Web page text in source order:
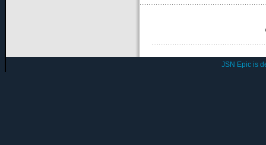
JSN Epic is